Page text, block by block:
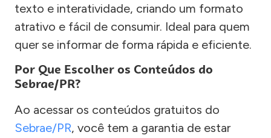
texto e interatividade, criando um formato
atrativo e fácil de consumir. Ideal para quem
quer se informar de forma rápida e eficiente.
Por Que Escolher os Conteúdos do
Sebrae/PR?
Ao acessar os conteúdos gratuitos do
Sebrae/PR, você tem a garantia de estar